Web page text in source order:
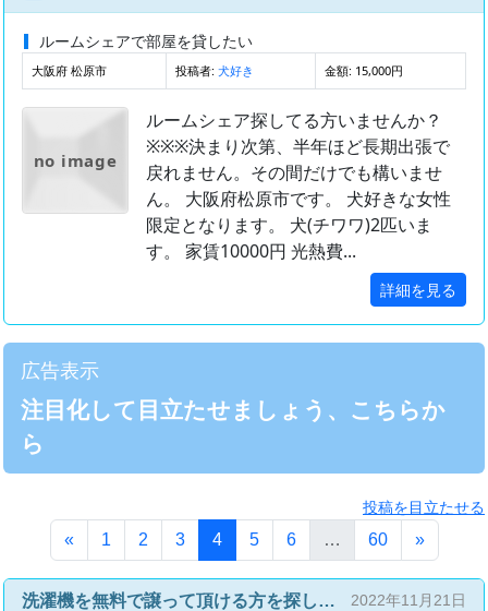
ルームシェアで部屋を貸したい
大阪府 松原市 投稿者: 犬好き 金額: 15,000円
no image
ルームシェア探してる方いませんか？
※※※決まり次第、半年ほど長期出張で
戻れません。その間だけでも構いませ
ん。 大阪府松原市です。 犬好きな女性
限定となります。 犬(チワワ)2匹いま
す。 家賃10000円 光熱費...
詳細を見る
広告表示
注目化して目立たせましょう、こちらか
ら
投稿を目立たせる
« 1 2 3 4(このページ)
5 6 … 60 »
洗濯機を無料で譲って頂ける方を探しております。 2022年11月21日